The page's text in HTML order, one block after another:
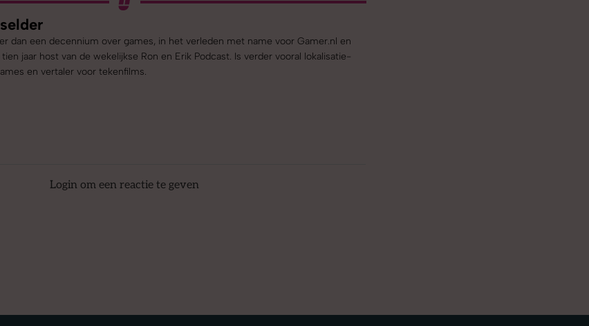
dan een decennium over games, in het verleden met name voor Gamer.nl en
tien jaar host van de wekelijkse Ron en Erik Podcast. Is verder vooral lokalisatie-
en vertaler voor tekenfilms.
Login om een reactie te geven